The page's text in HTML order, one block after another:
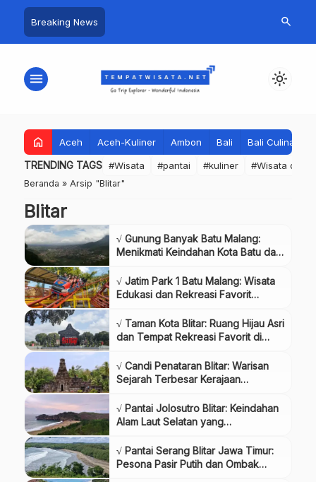
Breaking News search
menu light_mode
home Aceh Aceh-Kuliner Ambon Bali Bali Culinary
TRENDING TAGS #Wisata #pantai #kuliner #Wisata dan
Beranda » Arsip "Blitar"
Blitar
√ Gunung Banyak Batu Malang:
Menikmati Keindahan Kota Batu dari
√ Jatim Park 1 Batu Malang: Wisata
Edukasi dan Rekreasi Favorit
√ Taman Kota Blitar: Ruang Hijau Asri
dan Tempat Rekreasi Favorit di
√ Candi Penataran Blitar: Warisan
Sejarah Terbesar Kerajaan
Info Tiket
√ Pantai Jolosutro Blitar: Keindahan
Alam Laut Selatan yang
√ Pantai Serang Blitar Jawa Timur:
Pesona Pasir Putih dan Ombak